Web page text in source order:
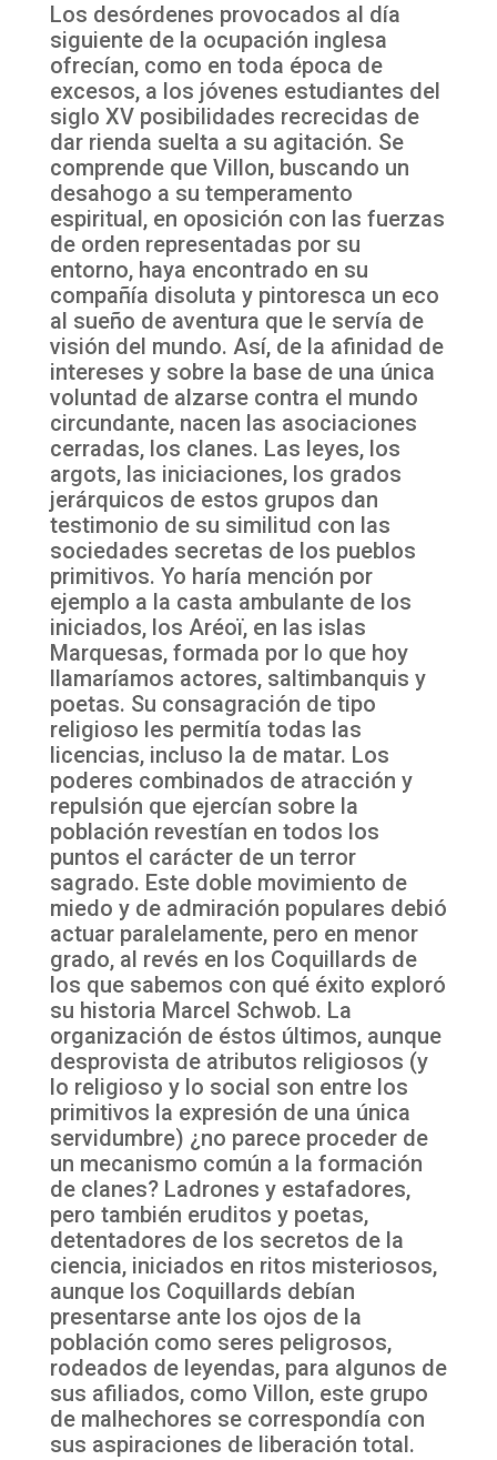
Los desórdenes provocados al día
siguiente de la ocupación inglesa
ofrecían, como en toda época de
excesos, a los jóvenes estudiantes del
siglo XV posibilidades recrecidas de
dar rienda suelta a su agitación. Se
comprende que Villon, buscando un
desahogo a su temperamento
espiritual, en oposición con las fuerzas
de orden representadas por su
entorno, haya encontrado en su
compañía disoluta y pintoresca un eco
al sueño de aventura que le servía de
visión del mundo. Así, de la afinidad de
intereses y sobre la base de una única
voluntad de alzarse contra el mundo
circundante, nacen las asociaciones
cerradas, los clanes. Las leyes, los
argots, las iniciaciones, los grados
jerárquicos de estos grupos dan
testimonio de su similitud con las
sociedades secretas de los pueblos
primitivos. Yo haría mención por
ejemplo a la casta ambulante de los
iniciados, los Aréoï, en las islas
Marquesas, formada por lo que hoy
llamaríamos actores, saltimbanquis y
poetas. Su consagración de tipo
religioso les permitía todas las
licencias, incluso la de matar. Los
poderes combinados de atracción y
repulsión que ejercían sobre la
población revestían en todos los
puntos el carácter de un terror
sagrado. Este doble movimiento de
miedo y de admiración populares debió
actuar paralelamente, pero en menor
grado, al revés en los Coquillards de
los que sabemos con qué éxito exploró
su historia Marcel Schwob. La
organización de éstos últimos, aunque
desprovista de atributos religiosos (y
lo religioso y lo social son entre los
primitivos la expresión de una única
servidumbre) ¿no parece proceder de
un mecanismo común a la formación
de clanes? Ladrones y estafadores,
pero también eruditos y poetas,
detentadores de los secretos de la
ciencia, iniciados en ritos misteriosos,
aunque los Coquillards debían
presentarse ante los ojos de la
población como seres peligrosos,
rodeados de leyendas, para algunos de
sus afiliados, como Villon, este grupo
de malhechores se correspondía con
sus aspiraciones de liberación total.